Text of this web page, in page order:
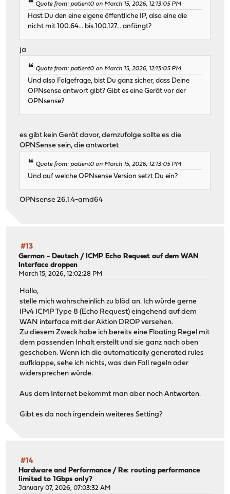
Quote from: patient0 on March 15, 2026, 12:13:05 PM
Hast Du den eine eigene öffentliche IP, also eine die
nicht mit 100.64... bis 100.127... anfängt?
ja
Quote from: patient0 on March 15, 2026, 12:13:05 PM
Und also Folgefrage, bist Du ganz sicher, dass Deine
OPNsense antwort gibt? Gibt es eine Gerät vor der
OPNsense?
es gibt kein Gerät davor, demzufolge sollte es die
OPNSense sein, die antwortet
Quote from: patient0 on March 15, 2026, 12:13:05 PM
Und auf welche OPNsense Version setzt Du ein?
OPNsense 26.1.4-amd64
#13
German - Deutsch / ICMP Echo Request auf dem WAN
Interface droppen
March 15, 2026, 12:02:28 PM
Hallo,
stelle mich wahrscheinlich zu blöd an. Ich würde gerne
IPv4 ICMP Type 8 (Echo Request) eingehend auf dem
WAN interface mit der Aktion DROP versehen.
Zu diesem Zweck habe ich bereits eine Floating Regel mit
dem passenden Inhalt erstellt und sie ganz nach oben
geschoben. Wenn ich die automatically generated rules
aufklappe, sehe ich nichts, was den Fall regeln oder
widersprechen würde.
Aus dem Internet bekommt man aber noch Antworten.
Gibt es da noch irgendein weiteres Setting?
#14
Hardware and Performance /Re: routing performance
limited to 1Gbps only?
January 07, 2026, 07:03:32 AM